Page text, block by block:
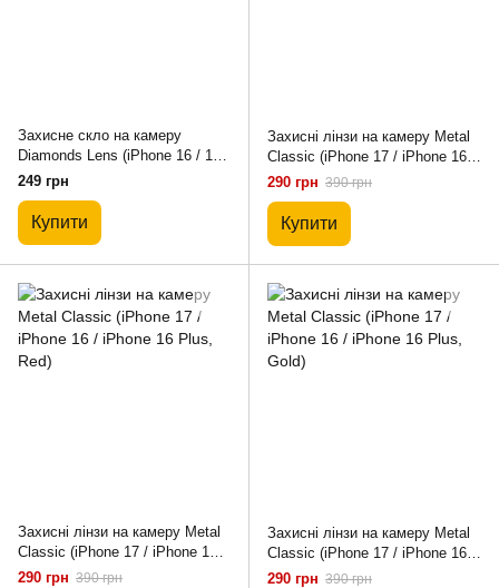
Захисне скло на камеру
Diamonds Lens (iPhone 16 / 16
Plus, Black)
249 грн
Купити
Захисні лінзи на камеру Metal
Classic (iPhone 17 / iPhone 16 /
iPhone 16 Plus, Rose Gold)
290 грн 390 грн
Купити
Захисні лінзи на камеру Metal
Classic (iPhone 17 / iPhone 16 /
iPhone 16 Plus, Red)
290 грн 390 грн
Захисні лінзи на камеру Metal
Classic (iPhone 17 / iPhone 16 /
iPhone 16 Plus, Gold)
290 грн 390 грн